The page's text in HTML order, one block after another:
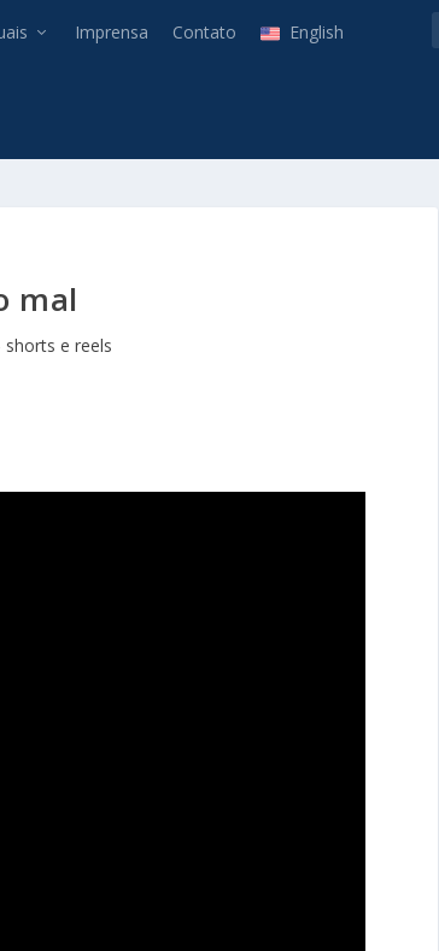
Imprensa Contato English
mal
shorts e reels